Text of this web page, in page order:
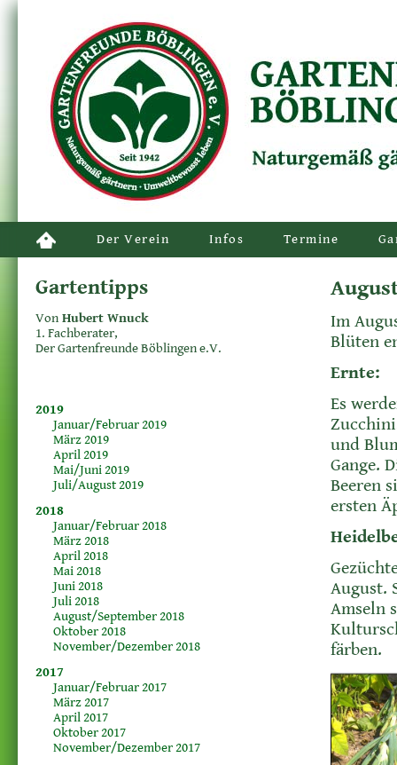
Der Verein Infos Termine
Im
Blüten
Ernte:
Es
und
Gange.
Beeren
ersten
August.
Amseln
färben.
Gartentipps
Von Hubert Wnuck
1. Fachberater,
Der Gartenfreunde Böblingen e.V.
2019
Januar/Februar 2019
März 2019
April 2019
Mai/Juni 2019
Juli/August 2019
2018
Januar/Februar 2018
März 2018
April 2018
Mai 2018
Juni 2018
Juli 2018
August/September 2018
Oktober 2018
November/Dezember 2018
2017
Januar/Februar 2017
März 2017
April 2017
Oktober 2017
November/Dezember 2017